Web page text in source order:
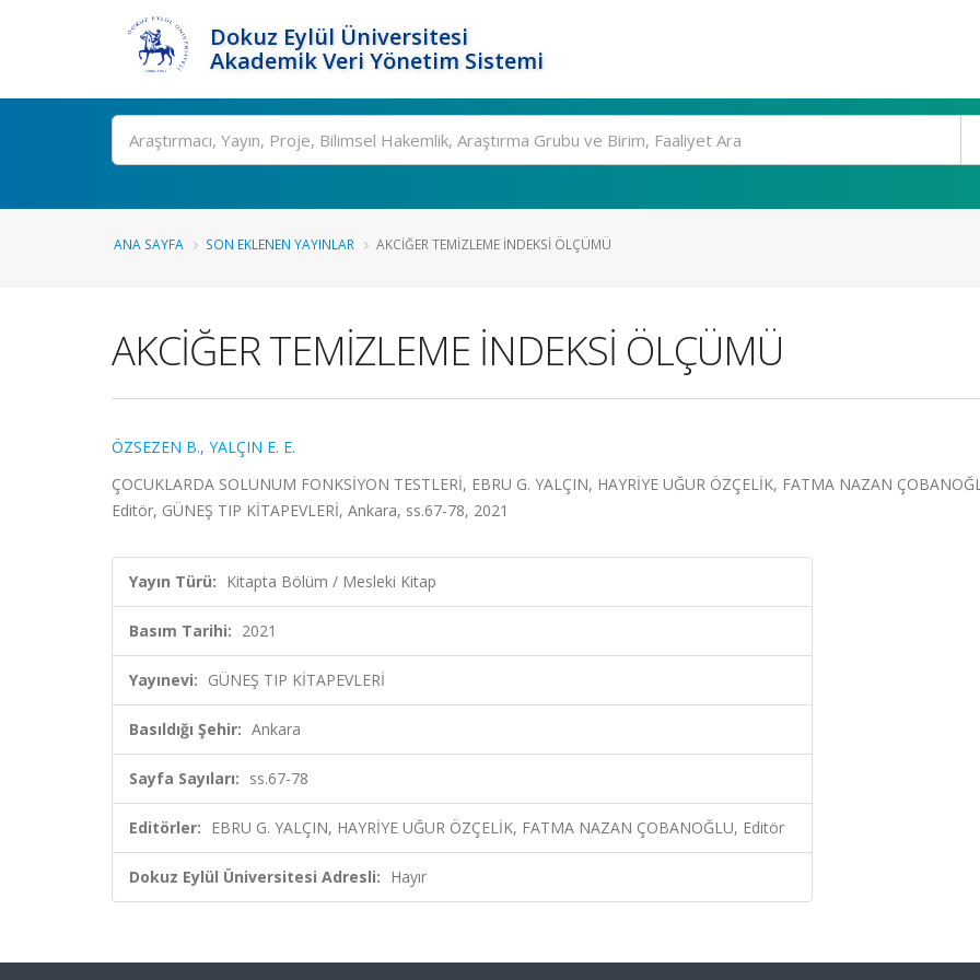
Dokuz Eylül Üniversitesi
Akademik Veri Yönetim Sistemi
Ara
ANA SAYFA SON EKLENEN YAYINLAR AKCİĞER TEMİZLEME İNDEKSİ ÖLÇÜMÜ
AKCİĞER TEMİZLEME İNDEKSİ ÖLÇÜMÜ
ÖZSEZEN B., YALÇIN E. E.
ÇOCUKLARDA SOLUNUM FONKSİYON TESTLERİ, EBRU G. YALÇIN, HAYRİYE UĞUR ÖZÇELİK, FATMA NAZAN
Editör, GÜNEŞ TIP KİTAPEVLERİ, Ankara, ss.67-78, 2021
Yayın Türü: Kitapta Bölüm / Mesleki Kitap
Basım Tarihi: 2021
Yayınevi: GÜNEŞ TIP KİTAPEVLERİ
Basıldığı Şehir: Ankara
Sayfa Sayıları: ss.67-78
Editörler: EBRU G. YALÇIN, HAYRİYE UĞUR ÖZÇELİK, FATMA NAZAN ÇOBANOĞLU, Editör
Dokuz Eylül Üniversitesi Adresli: Hayır